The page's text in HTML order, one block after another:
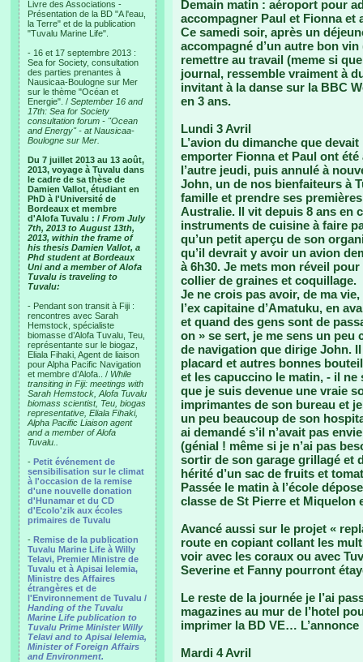
Livre des Associations -
Présentation de la BD "A l'eau,
la Terre" et de la publication
"Tuvalu Marine Life".
- 16 et 17 septembre 2013 :
Sea for Society, consultation
des parties prenantes à
Nausicaa-Boulogne sur Mer
sur le thème "Océan et
Energie". / September 16 and
17th: Sea for Society
consultation forum - "Ocean
and Energy" - at Nausicaa-
Boulogne sur Mer.
Du 7 juillet 2013 au 13 août,
2013, voyage à Tuvalu dans
le cadre de sa thèse de
Damien Vallot, étudiant en
PhD à l'Université de
Bordeaux et membre
d'Alofa Tuvalu : / From July
7th, 2013 to August 13th,
2013, within the frame of
his thesis Damien Vallot, a
Phd student at Bordeaux
Uni and a member of Alofa
Tuvalu is traveling to
Tuvalu:
- Pendant son transit à Fiji :
rencontres avec Sarah
Hemstock, spécialiste
biomasse d’Alofa Tuvalu, Teu,
représentante sur le biogaz,
Eliala Fihaki, Agent de liaison
pour Alpha Pacific Navigation
et membre d’Alofa.. / While
transiting in Fiji: meetings with
Sarah Hemstock, Alofa Tuvalu
biomass scientist, Teu, biogas
representative, Eliala Fihaki,
Alpha Pacific Liaison agent
and a member of Alofa
Tuvalu..
- Petit événement de
sensibilisation sur le climat
à l'occasion de la remise
d'une nouvelle donation
d'Hunamar et du CD
d'Ecolo'zik aux écoles
primaires de Tuvalu
- Remise de la publication
Tuvalu Marine Life à Willy
Telavi, Premier Ministre de
Tuvalu et à Apisai Ielemia,
Ministre des Affaires
étrangères et de
l'Environnement de Tuvalu /
Handing of the Tuvalu
Marine Life publication to
Tuvalu Prime Minister Willy
Telavi and to Apisai Ielemia,
Minister of Foreign Affairs
and Environment.
Demain matin : aéroport pour
accompagner Paul et Fionna et
Ce samedi soir, après un
accompagné d’un autre bon
remettre au travail (meme si
journal, ressemble vraiment à
invitant à la danse sur la BBC
en 3 ans.
Lundi 3 Avril
L’avion du dimanche que
emporter Fionna et Paul ont
l’autre jeudi, puis annulé à
John, un de nos bienfaiteurs à
famille et prendre ses
Australie. Il vit depuis 8 ans en
instruments de cuisine à faire
qu’un petit aperçu de son
qu’il devrait y avoir un avion
à 6h30. Je mets mon réveil
collier de graines et coquillage.
Je ne crois pas avoir, de ma
l’ex capitaine d’Amatuku, en
et quand des gens sont de
on » se sert, je me sens un peu
de navigation que dirige John.
placard et autres bonnes
et les capuccino le matin, - il ne
que je suis devenue une vraie
imprimantes de son bureau et
un peu beaucoup de son
ai demandé s’il n’avait pas
(génial ! même si je n’ai pas
sortir de son garage grillagé et
hérité d’un sac de fruits et
Passée le matin à l’école
classe de St Pierre et Miquelon
Avancé aussi sur le projet «
route en copiant collant les
voir avec les coraux ou avec
Severine et Fanny pourront
Le reste de la journée je l’ai
magazines au mur de l’hotel
imprimer la BD VE…
Mardi 4 Avril